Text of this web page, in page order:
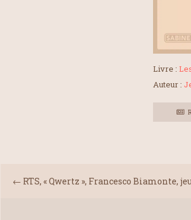
Livre :
Auteur :
← RTS, « Qwertz », Francesco Biamonte,